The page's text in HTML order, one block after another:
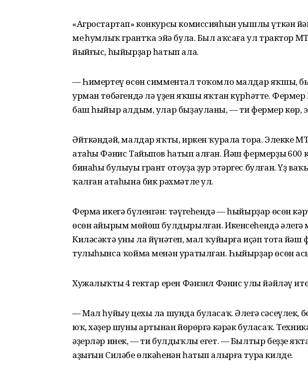
«Агростартап» конкурсы комиссияһын уңышлы үткән
мең һумлыҡ грантҡа эйә була. Был аҡсаға ул трактор
йыйғыс, һыйырҙар һатып ала.
— Һимертеү өсөн симментал тоҡомло малдар яҡшы,
урман төбәгендә лә үҙен яҡшы яҡтан күрһәтте.
баш һыйыр алдым, улар быҙауланы, — ти фермер көр,
Әйткәндәй, малдар яҡты, иркен ҡурала тора. Элекке
атаһы Фәнис Тайыпов һатып алған. Йәш фермерҙың 600
бинаһы булыуы грант отоуҙа ҙур этәргес булған. Үҙ
ҡалған атаһына бик рәхмәтле ул.
Ферма икегә бүленгән: тәүгеһендә — һыйырҙар өсөн
өсөн айырым мөйөш булдырылған. Икенсеһендә әлегә
Киләсәктә уны ла йүнәтеп, мал ҡуйырға иҫәп тота
тулыһынса ҡойма менән уратылған. Һыйырҙар өсөн
Хужалыҡтың 4 гектар ерен Фәнзил Фәнис улы йәйләү
— Мал һуйыу цехы ла шунда буласаҡ. Әлегә сәсеүлек,
юҡ, хәҙер шуның артынан йөрөргә кәрәк буласаҡ.
әҙерләр инек, — ти булдыҡлы егет. — Былтыр беҙҙең
аҙығын Силәбе өлкәһенән һатып алырға тура килде.